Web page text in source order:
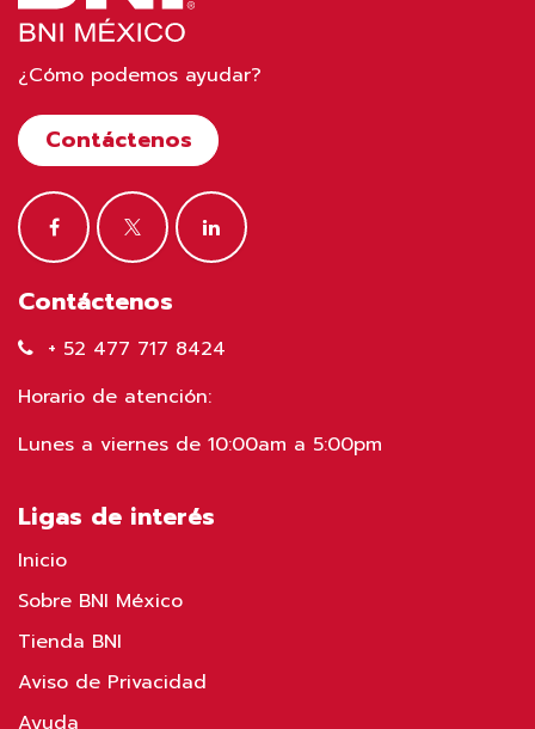
¿Cómo podemos ayudar?
Contáctenos
Contáctenos
+ 52 477 717 8424
Horario de atención:
Lunes a viernes de 10:00am a 5:00pm
Ligas de interés
Inicio
Sobre BNI México
Tienda BNI
Aviso de Privacidad
Ayuda